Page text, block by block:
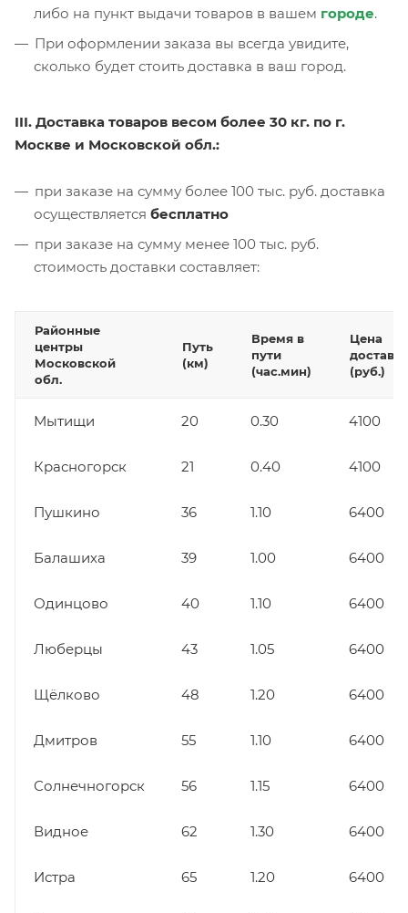
либо на пункт выдачи товаров в вашем городе.
При оформлении заказа вы всегда увидите,
сколько будет стоить доставка в ваш город.
III. Доставка товаров весом более 30 кг. по г.
Москве и Московской обл.:
при заказе на сумму более 100 тыс. руб. доставка
осуществляется бесплатно
при заказе на сумму менее 100 тыс. руб.
стоимость доставки составляет:
Районные
центры
Московской
обл.
Путь
(км)
Время в
пути
(час.мин)
Цена
(руб.)
Мытищи 20 0.30 4100
Красногорск 21 0.40 4100
Пушкино 36 1.10 6400
Балашиха 39 1.00 6400
Одинцово 40 1.10 6400
Люберцы 43 1.05 6400
Щёлково 48 1.20 6400
Дмитров 55 1.10 6400
Солнечногорск 56 1.15 6400
Видное 62 1.30 6400
Истра 65 1.20 6400